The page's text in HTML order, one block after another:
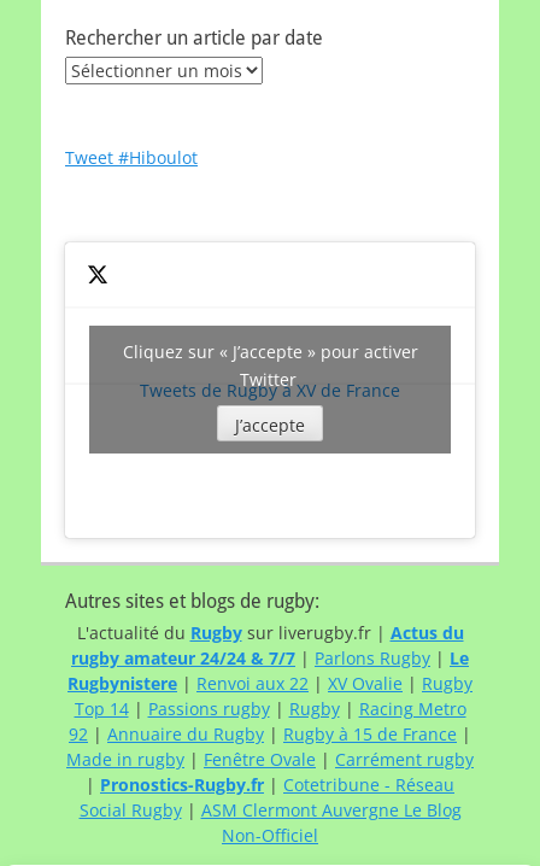
Rechercher un article par date
Rechercher
date
Tweet #Hiboulot
Tweets de Rugby à XV de France
Cliquez sur « J’accepte » pour activer
Twitter
J’accepte
Autres sites et blogs de rugby:
L'actualité du Rugbysur liverugby.fr | Actus du
rugby amateur 24/24 & 7/7 | Parlons Rugby | Le
Rugbynistere | Renvoi aux 22 | XV Ovalie | Rugby
Top 14| Passions rugby| Rugby| Racing Metro
92 | Annuaire du Rugby | Rugby à 15 de France |
Made in rugby | Fenêtre Ovale | Carrément rugby
| Pronostics-Rugby.fr | Cotetribune - Réseau
Social Rugby| ASM Clermont Auvergne Le Blog
Non-Officiel